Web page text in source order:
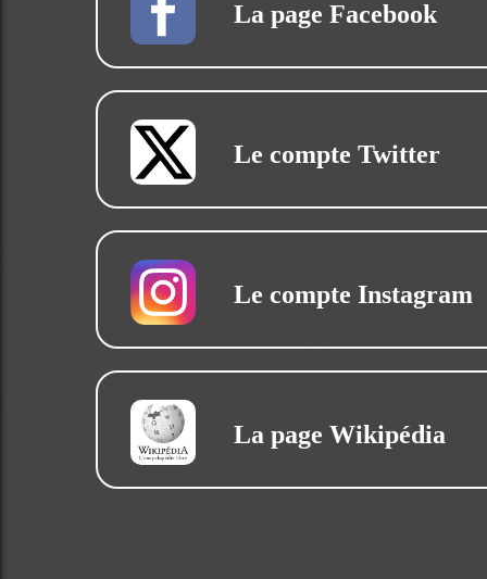
La page Facebook
Le compte Twitter
Le compte Instagram
La page Wikipédia